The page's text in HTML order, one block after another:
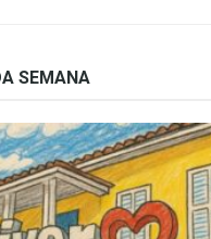
SEMANA